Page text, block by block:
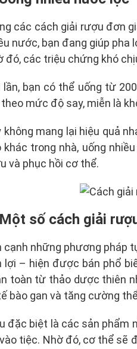
các cách giải rượu đơn
nước, bạn đang giúp
đó, các triệu chứng khó
lần, bạn có thể uống từ
mức độ say, miễn là
không mang lại hiệu quả
khác trong nhà, uống
và phục hồi cơ thể.
số cách giải
cạnh những phương pháp
lợi – hiện được bán phổ
toàn từ thảo dược thiên
bào gan và tăng cường
đặc biệt là các sản phẩm
tiệc. Nhờ đó, cơ thể sẽ